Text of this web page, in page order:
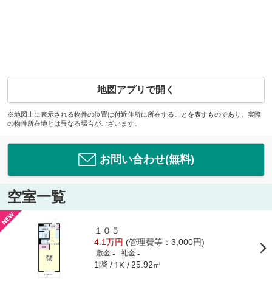
地図アプリで開く
※地図上に表示される物件の位置は付近住所に所在することを表すものであり、実際
の物件所在地とは異なる場合がございます。
お問い合わせ(無料)
空室一覧
１０５
4.1万円 (管理費等：3,000円)
敷金 - 礼金 -
1階 1K 25.92㎡